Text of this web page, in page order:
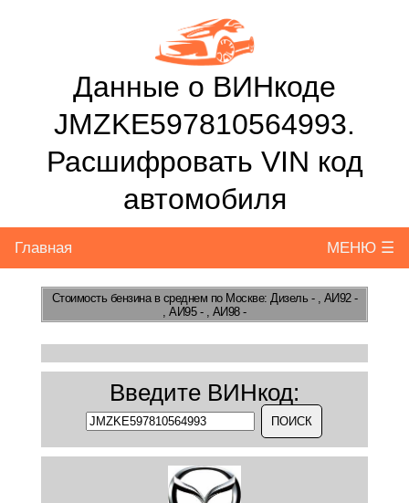
Данные о ВИНкоде
JMZKE597810564993.
Расшифровать VIN код
автомобиля
Главная МЕНЮ ☰
Стоимость бензинав среднем по Москве: Дизель - , АИ92 -
, АИ95 - , АИ98 -
Введите ВИНкод: